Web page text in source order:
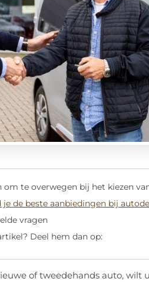
om te overwegen bij het kiezen
je de beste aanbiedingen bij
vragen
Deel hem dan op:
of tweedehands auto, wilt